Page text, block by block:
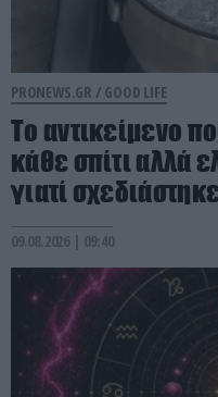
PRONEWS.GR / GOOD LIFE
Το αντικείμενο
κάθε σπίτι αλλά
γιατί
09.08.2026 | 09:40